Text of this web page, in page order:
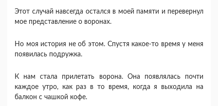
Этот случай навсегда остался в моей памяти и перевернул
мое представление о воронах.
Но моя история не об этом. Спустя какое-то время у меня
появилась подружка.
К нам стала прилетать ворона. Она появлялась почти
каждое утро, как раз в то время, когда я выходила на
балкон с чашкой кофе.